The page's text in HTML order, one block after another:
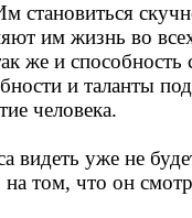
становиться
им жизнь во
же и
и таланты
человека.
видеть уже не
том, что он